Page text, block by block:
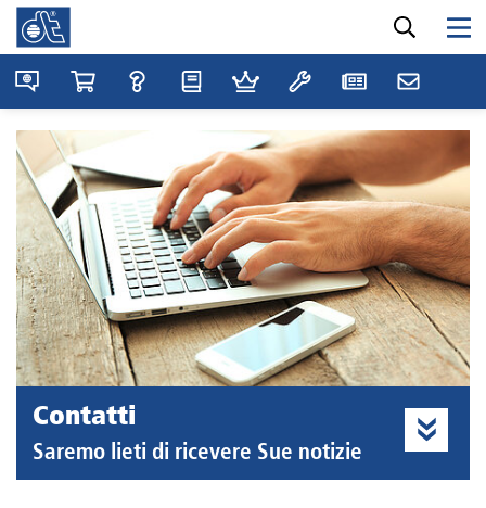
Contatti
Saremo lieti di ricevere Sue notizie